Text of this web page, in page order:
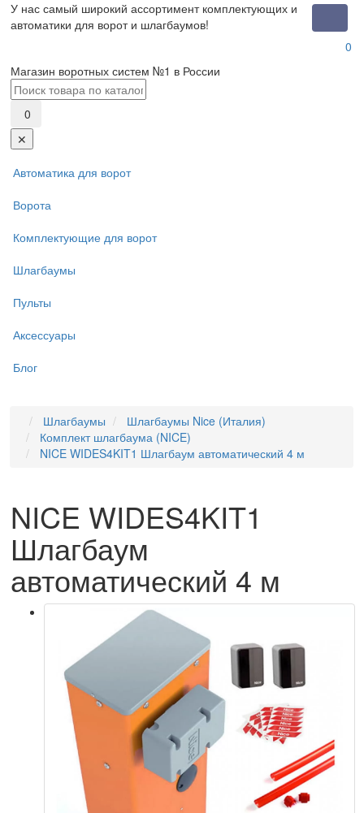
У нас самый широкий ассортимент комплектующих и
автоматики для ворот и шлагбаумов!
0
Магазин воротных систем №1 в России
0
✕
Автоматика для ворот
Ворота
Комплектующие для ворот
Шлагбаумы
Пульты
Аксессуары
Блог
Шлагбаумы
Шлагбаумы Nice (Италия)
Комплект шлагбаума (NICE)
NICE WIDES4KIT1 Шлагбаум автоматический 4 м
NICE WIDES4KIT1
Шлагбаум
автоматический 4 м